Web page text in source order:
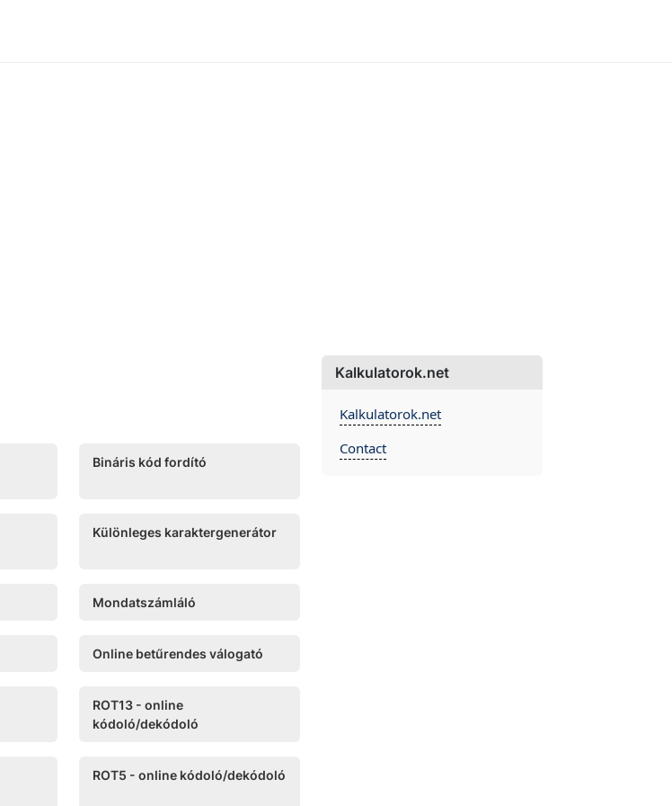
Bináris kód fordító
Különleges karaktergenerátor
Mondatszámláló
Online betűrendes válogató
ROT13 - online
kódoló/dekódoló
ROT5 - online kódoló/dekódoló
Kalkulatorok.net
Kalkulatorok.net
Contact